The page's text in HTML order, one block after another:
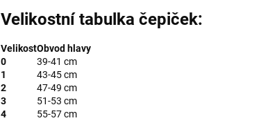
Velikostní tabulka čepiček:
VelikostObvod hlavy
0
39-41 cm
1
43-45 cm
2
47-49 cm
3
51-53 cm
4
55-57 cm